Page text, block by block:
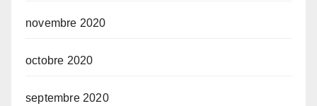
novembre 2020
octobre 2020
septembre 2020